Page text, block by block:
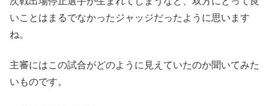
いことはまるでなかったジャッジだったように思います
ね。
主審にはこの試合がどのように見えていたのか聞いてみた
いものです。